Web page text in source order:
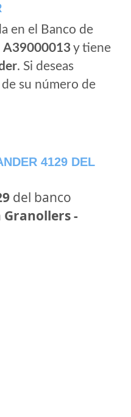
en el Banco de
A39000013y tiene
. Si deseas
su número de
4129 DEL
del banco
Granollers -